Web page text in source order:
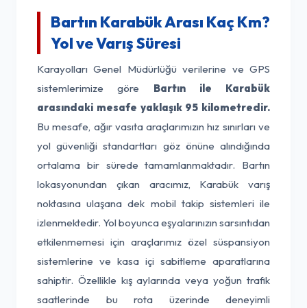
Bartın Karabük Arası Kaç Km?
Yol ve Varış Süresi
Karayolları Genel Müdürlüğü verilerine ve GPS
sistemlerimize göre Bartın ile Karabük
arasındaki mesafe yaklaşık 95 kilometredir.
Bu mesafe, ağır vasıta araçlarımızın hız sınırları ve
yol güvenliği standartları göz önüne alındığında
ortalama bir sürede tamamlanmaktadır. Bartın
lokasyonundan çıkan aracımız, Karabük varış
noktasına ulaşana dek mobil takip sistemleri ile
izlenmektedir. Yol boyunca eşyalarınızın sarsıntıdan
etkilenmemesi için araçlarımız özel süspansiyon
sistemlerine ve kasa içi sabitleme aparatlarına
sahiptir. Özellikle kış aylarında veya yoğun trafik
saatlerinde bu rota üzerinde deneyimli